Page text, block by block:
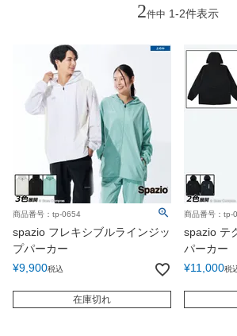
2件中 1-2件表示
商品番号：tp-0654
spazio フレキシブルラインジッ
プパーカー
¥9,900税込
在庫切れ
商品番号：tp-
spazio テ
パーカー
¥11,000税